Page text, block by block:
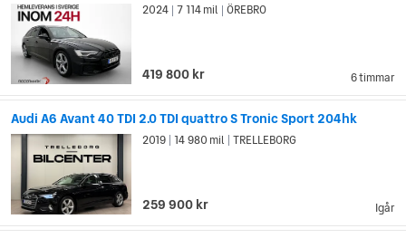
en svårmanövrerad situation påbörjar bilen till viss del en
inbromsning och förstärker förarens bromsingrepp.
Effektiv belysning med Matrix LED
Audi A6 har en mycket effektiv belysning med nyheten Matrix
LED, som består av flera styrda ljusdioder. Helljuset är en
efterlängtad innovation då det maskerar mötande trafik men
fortsätter att lysa med full kraft runt omkring. Det ger dig en
oöverträfflig sikt vid kvälls- och nattkörning. LED-tekniken
kommer automatiskt att aktiveras i hastigheter över 60 km/h i
stan och 30 km/h utanför bebyggda områden.
6 timmar
2024 7 114 mil ÖREBRO
419 800 kr
Audi A6 Avant 40 TDI 2.0 TDI quattro S Tronic Sport 204hk
Igår
2019 14 980 mil TRELLEBORG
259 900 kr